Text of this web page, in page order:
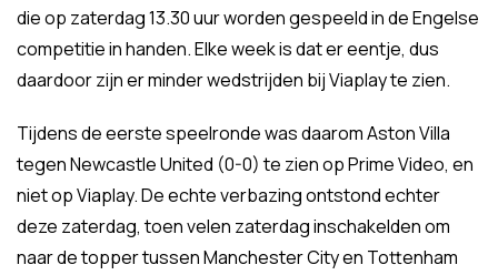
die op zaterdag 13.30 uur worden gespeeld in de Engelse
competitie in handen. Elke week is dat er eentje, dus
daardoor zijn er minder wedstrijden bij Viaplay te zien.
Tijdens de eerste speelronde was daarom Aston Villa
tegen Newcastle United (0-0) te zien op Prime Video, en
niet op Viaplay. De echte verbazing ontstond echter
deze zaterdag, toen velen zaterdag inschakelden om
naar de topper tussen Manchester City en Tottenham